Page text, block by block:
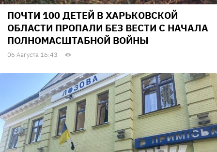
ПОЧТИ 100 ДЕТЕЙ В ХАРЬКОВСКОЙ
ОБЛАСТИ ПРОПАЛИ БЕЗ ВЕСТИ С НАЧАЛА
ПОЛНОМАСШТАБНОЙ ВОЙНЫ
06 Августа 16:43